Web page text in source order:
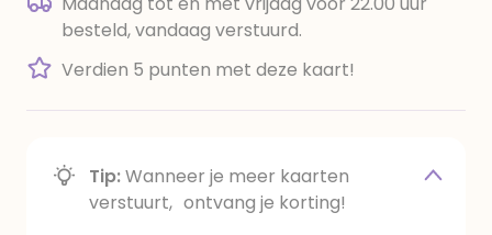
besteld, vandaag verstuurd.
Verdien 5 punten met deze kaart!
Tip:Wanneer je meer kaarten
verstuurt, ontvang je korting!